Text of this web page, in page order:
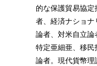
的な保護貿易協
者、経済ナショナ
論者、対米自立論
特定亜細亜、移
論者。現代貨幣理